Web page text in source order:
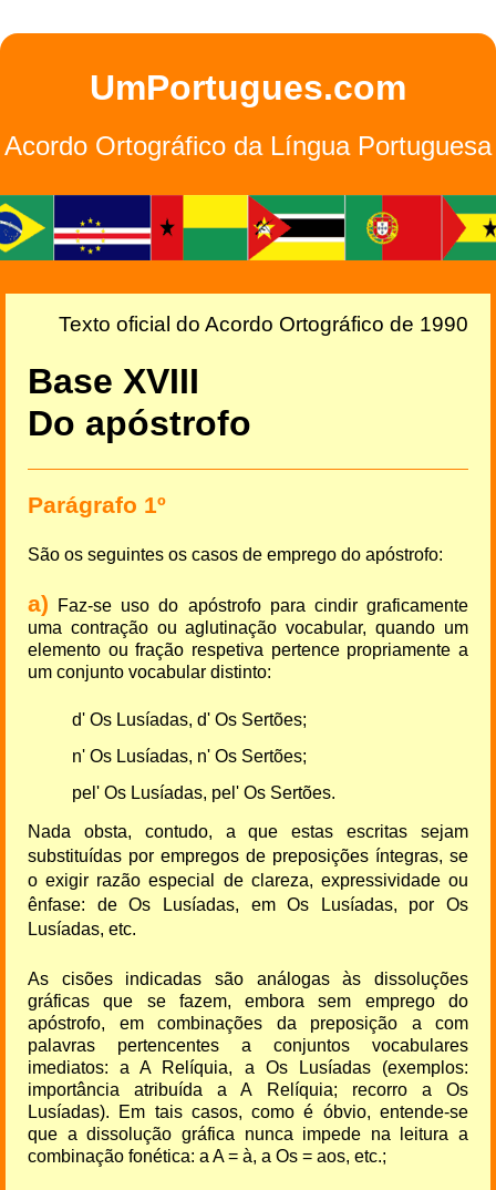
UmPortugues.com
Acordo Ortográfico da Língua Portuguesa
Texto oficial do Acordo Ortográfico de 1990
Base XVIII
Do apóstrofo
Parágrafo 1º
São os seguintes os casos de emprego do apóstrofo:
a) Faz-se uso do apóstrofo para cindir graficamente
uma contração ou aglutinação vocabular, quando um
elemento ou fração respetiva pertence propriamente a
um conjunto vocabular distinto:
d' Os Lusíadas, d' Os Sertões;
n' Os Lusíadas, n' Os Sertões;
pel' Os Lusíadas, pel' Os Sertões.
Nada obsta, contudo, a que estas escritas sejam
substituídas por empregos de preposições íntegras, se
o exigir razão especial de clareza, expressividade ou
ênfase: de Os Lusíadas, em Os Lusíadas, por Os
Lusíadas, etc.
As cisões indicadas são análogas às dissoluções
gráficas que se fazem, embora sem emprego do
apóstrofo, em combinações da preposição a com
palavras pertencentes a conjuntos vocabulares
imediatos: a A Relíquia, a Os Lusíadas (exemplos:
importância atribuída a A Relíquia; recorro a Os
Lusíadas). Em tais casos, como é óbvio, entende-se
que a dissolução gráfica nunca impede na leitura a
combinação fonética: a A = à, a Os = aos, etc.;